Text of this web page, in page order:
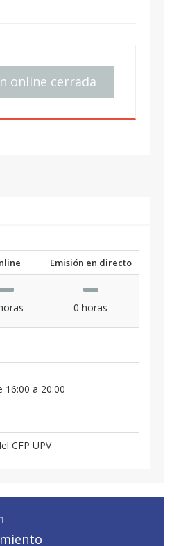
online cerrada
Emisión en directo
0 horas
16:00 a 20:00
CFP UPV